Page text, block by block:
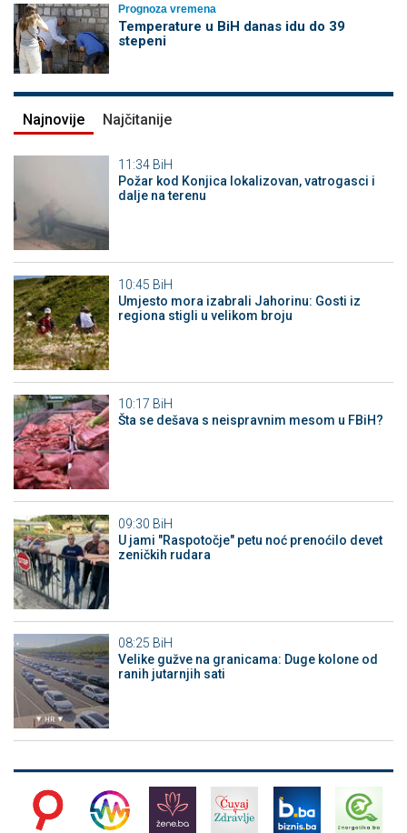
Prognoza vremena
Temperature u BiH danas idu do 39
stepeni
Najnovije Najčitanije
11:34 BiH
Požar kod Konjica lokalizovan, vatrogasci i
dalje na terenu
10:45 BiH
Umjesto mora izabrali Jahorinu: Gosti iz
regiona stigli u velikom broju
10:17 BiH
Šta se dešava s neispravnim mesom u FBiH?
09:30 BiH
U jami "Raspotočje" petu noć prenoćilo devet
zeničkih rudara
08:25 BiH
Velike gužve na granicama: Duge kolone od
ranih jutarnjih sati